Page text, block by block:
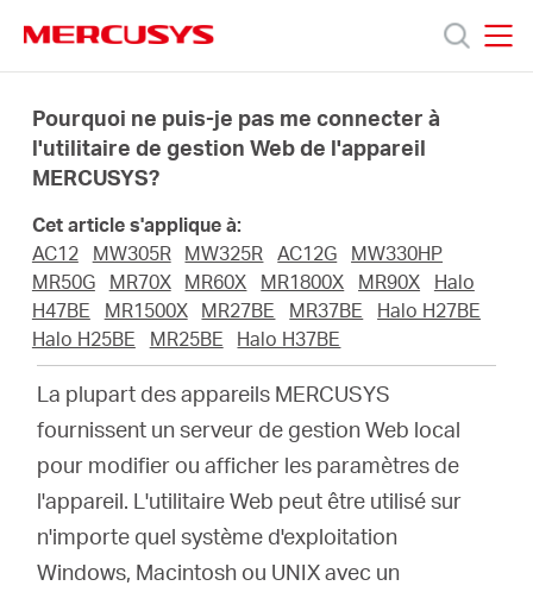
navigation
Produits
Support
propos
Mercusys
Pourquoi ne puis-je pas me connecter à
l'utilitaire de gestion Web de l'appareil
MERCUSYS?
Cet article s'applique à:
AC12
MW305R MW325R AC12G
MW330HP
MR50G
MR70X MR60X MR1800X MR90X
Halo
H47BE
MR1500X MR27BE MR37BE
Halo H27BE
Halo H25BE
MR25BE Halo H37BE
La plupart des appareils MERCUSYS
fournissent un serveur de gestion Web local
pour modifier ou afficher les paramètres de
l'appareil. L'utilitaire Web peut être utilisé sur
n'importe quel système d'exploitation
Windows, Macintosh ou UNIX avec un